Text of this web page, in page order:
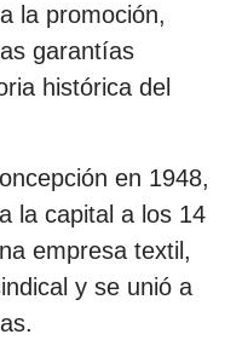
la promoción,
garantías
histórica del
en 1948,
la capital a los 14
empresa textil,
y se unió a